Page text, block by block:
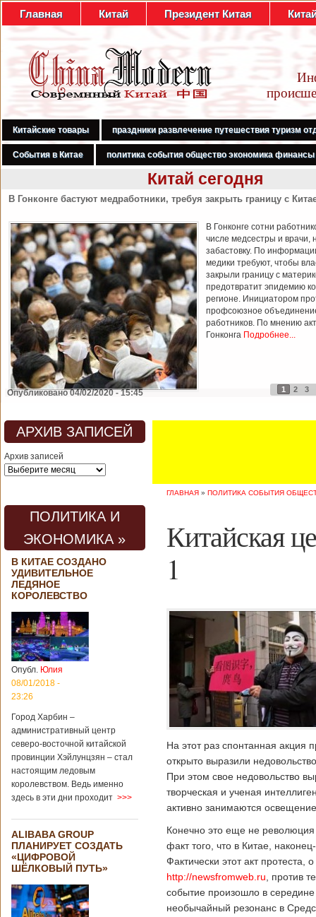
Главная Китай Президент Китая
Китайские товары праздники развлечение путешествия туризм
События в Китае политика события общество экономика финансы
Китай сегодня
В Гонконге бастуют медработники, требуя закрыть границу с
В Гонконге сотни
числе медсестры и врачи,
забастовку. По
медики требуют, чтобы
закрыли границу с
предотвратит эпидемию
регионе. Инициатором
профсоюзное
работников. По мнению
Гонконга Подробнее...
Опубликовано 04/02/2020 - 15:45 1 2 3
АРХИВ ЗАПИСЕЙ
Архив записей
ПОЛИТИКА И
ЭКОНОМИКА »
В КИТАЕ СОЗДАНО
УДИВИТЕЛЬНОЕ
ЛЕДЯНОЕ
КОРОЛЕВСТВО
Опубл. Юлия
08/01/2018 -
23:26
Город Харбин –
административный центр
северо-восточной китайской
провинции Хэйлунцзян – стал
настоящим ледовым
королевством. Ведь именно
здесь в эти дни проходит >>>
ALIBABA GROUP
ПЛАНИРУЕТ СОЗДАТЬ
«ЦИФРОВОЙ
ШЁЛКОВЫЙ ПУТЬ»
ГЛАВНАЯ » ПОЛИТИКА СОБЫТИЯ
Китайская
1
На этот раз спонтанная акция
открыто выразили
При этом свое недовольство
творческая и ученая
активно занимаются
Конечно это еще не
факт того, что в Китае,
Фактически этот акт протеста,
http://newsfromweb.ru , против
событие произошло в
необычайный резонанс в